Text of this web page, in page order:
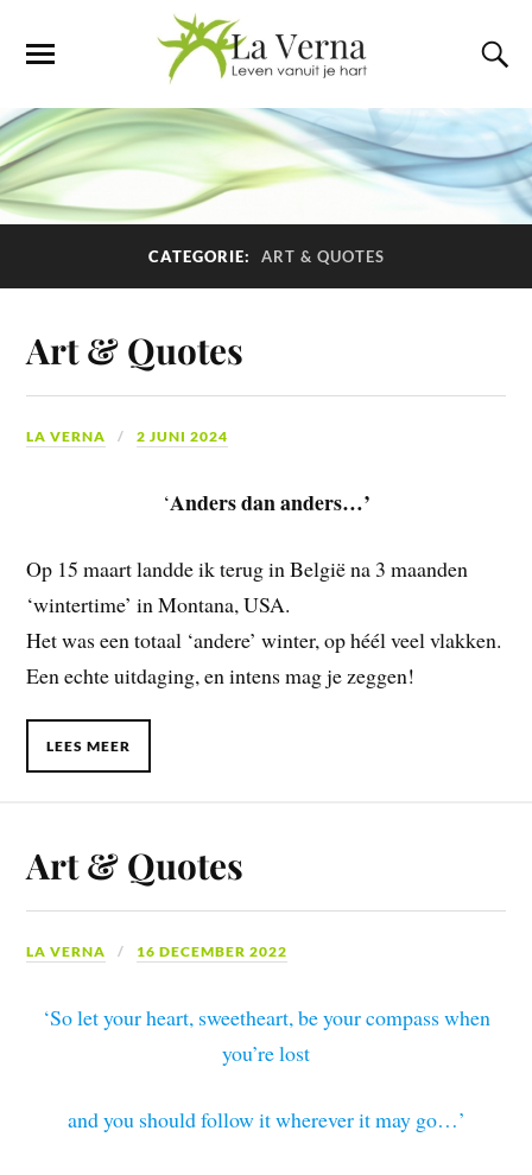
CATEGORIE: ART & QUOTES
Art & Quotes
LA VERNA 2 JUNI 2024
‘Anders dan anders…’
Op 15 maart landde ik terug in België na 3 maanden
‘wintertime’ in Montana, USA.
Het was een totaal ‘andere’ winter, op héél veel vlakken.
Een echte uitdaging, en intens mag je zeggen!
LEES MEER
Art & Quotes
LA VERNA 16 DECEMBER 2022
‘So let your heart, sweetheart, be your compass when
you’re lost
and you should follow it wherever it may go…’